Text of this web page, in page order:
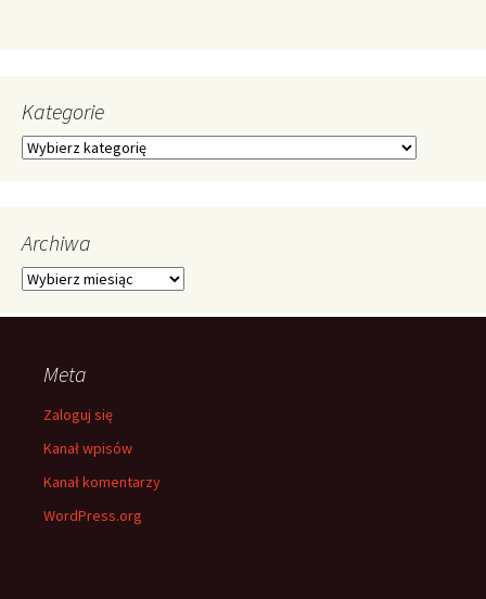
Kategorie
Kategorie
Archiwa
Archiwa
Meta
Zaloguj się
Kanał wpisów
Kanał komentarzy
WordPress.org